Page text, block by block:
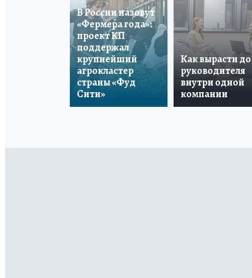
В России назовут
«Фермера года»:
проект КП
поддержал
крупнейший
агрокластер
страны «Фуд
Сити»
Как вырасти до
руководителя
внутри одной
компании